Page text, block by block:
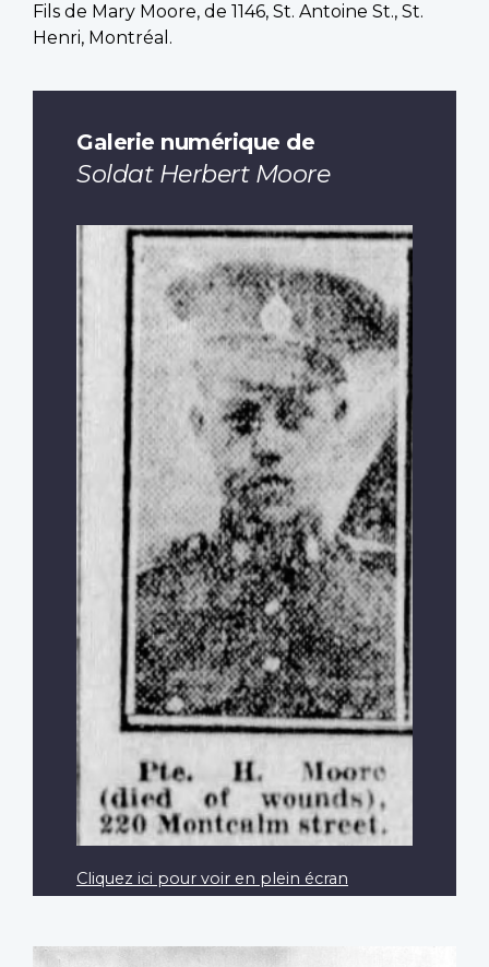
Fils de Mary Moore, de 1146, St. Antoine St., St.
Henri, Montréal.
Galerie numérique de
Soldat Herbert Moore
Cliquez ici pour voir en plein écran